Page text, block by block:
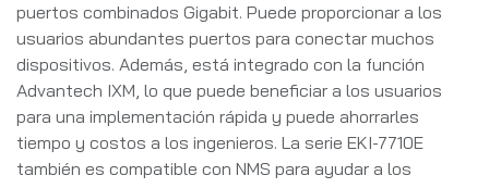
puertos combinados Gigabit. Puede proporcionar a los
usuarios abundantes puertos para conectar muchos
dispositivos. Además, está integrado con la función
Advantech IXM, lo que puede beneficiar a los usuarios
para una implementación rápida y puede ahorrarles
tiempo y costos a los ingenieros. La serie EKI-7710E
también es compatible con NMS para ayudar a los